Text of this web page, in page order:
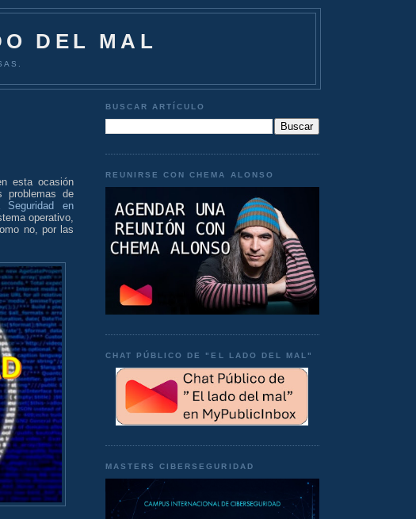
DEL MAL
esta ocasión
problemas de
Seguridad en
operativo,
no, por las
BUSCAR ARTÍCULO
REUNIRSE CON CHEMA ALONSO
CHAT PÚBLICO DE "EL LADO DEL MAL"
MASTERS CIBERSEGURIDAD